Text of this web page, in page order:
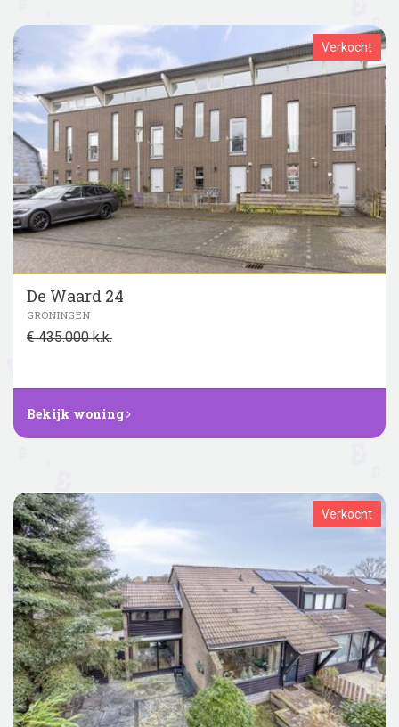
Verkocht
De Waard 24
GRONINGEN
€ 435.000 k.k.
Bekijk woning
Verkocht